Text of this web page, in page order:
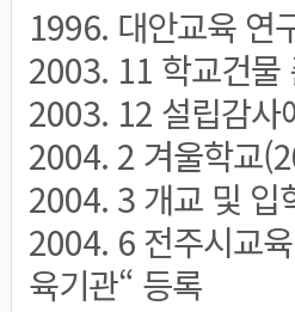
1996. 대안교육 연
2003. 11 학교건물
2003. 12 설립감사
2004. 2 겨울학교
2004. 3 개교 및 입
2004. 6 전주시교
육기관“ 등록